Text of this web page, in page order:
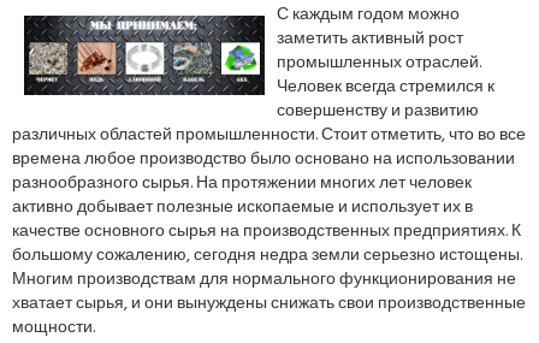
С каждым годом можно
заметить активный рост
промышленных отраслей.
Человек всегда стремился к
совершенству и развитию
различных областей промышленности. Стоит отметить, что во все
времена любое производство было основано на использовании
разнообразного сырья. На протяжении многих лет человек
активно добывает полезные ископаемые и использует их в
качестве основного сырья на производственных предприятиях. К
большому сожалению, сегодня недра земли серьезно истощены.
Многим производствам для нормального функционирования не
хватает сырья, и они вынуждены снижать свои производственные
мощности.